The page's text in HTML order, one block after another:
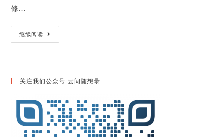
修…
继续阅读
猫
和
关注我们公众号-云间随想录